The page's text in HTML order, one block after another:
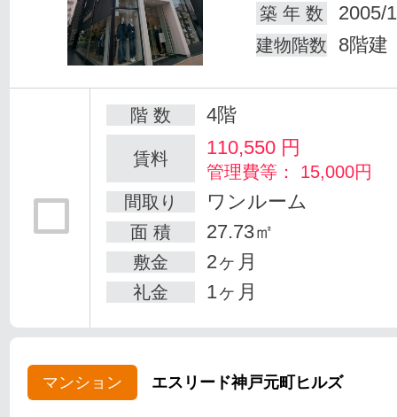
築 年 数
2005/
建物階数 8階建
階 数 4階
賃料 110,550 円
管理費等： 15,000円
間取り
ワンルーム
面 積 27.73㎡
敷金 2ヶ月
礼金 1ヶ月
マンション エスリード神戸元町ヒルズ